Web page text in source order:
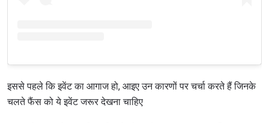
इससे पहले कि इवेंट का आगाज हो, आइए उन कारणों पर चर्चा करते हैं जिनके
चलते फैंस को ये इवेंट जरूर देखना चाहिए